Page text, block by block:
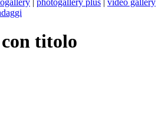
| photogallery plus | video gallery
titolo